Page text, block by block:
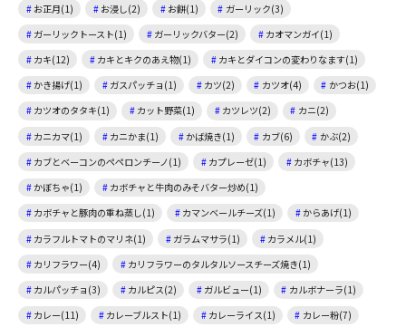
お正月(1)
お浸し(2) お餅(1)
ガーリック(3)
ガーリックトースト(1)
ガーリックバター(2)
カオマンガイ(1)
カキ(12)
カキとキクのあえ物(1)
カキとダイコンの変わりなます(1)
かき揚げ(1)
ガスパッチョ(1) カツ(2) カツオ(4)
かつお(1)
カツオのタタキ(1)
カット野菜(1) カツレツ(2)
カニ(2)
カニカマ(1)
カニかま(1) かば焼き(1) カブ(6)
かぶ(2)
カブとベーコンのペペロンチーノ(1)
カプレーゼ(1)
カボチャ(13)
かぼちゃ(1)
カボチャと牛肉のみそバター炒め(1)
カボチャと豚肉の重ね蒸し(1)
カマンベールチーズ(1)
からあげ(1)
カラフルトマトのマリネ(1)
ガラムマサラ(1)
カラメル(1)
カリフラワー(4)
カリフラワーのタルタルソースチーズ焼き(1)
カルパッチョ(3)
カルピス(2) ガルビュー(1)
カルボナーラ(1)
カレー(11)
カレーブルスト(1) カレーライス(1)
カレー粉(7)